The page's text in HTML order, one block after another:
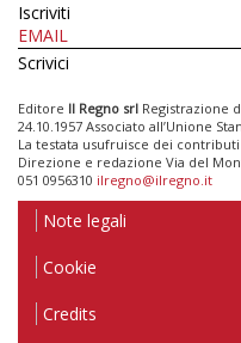
Iscriviti
EMAIL
Scrivici
Editore Il Regno srl Registrazione
24.10.1957 Associato all’Unione
La testata usufruisce dei
Direzione e redazione Via del
051 0956310 ilregno@ilregno.it
Note legali
Cookie
Credits